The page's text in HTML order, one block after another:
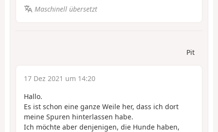
Maschinell übersetzt
Pit
17 Dez 2021 um 14:20
Hallo.
Es ist schon eine ganze Weile her, dass ich dort
meine Spuren hinterlassen habe.
Ich möchte aber denjenigen, die Hunde haben,